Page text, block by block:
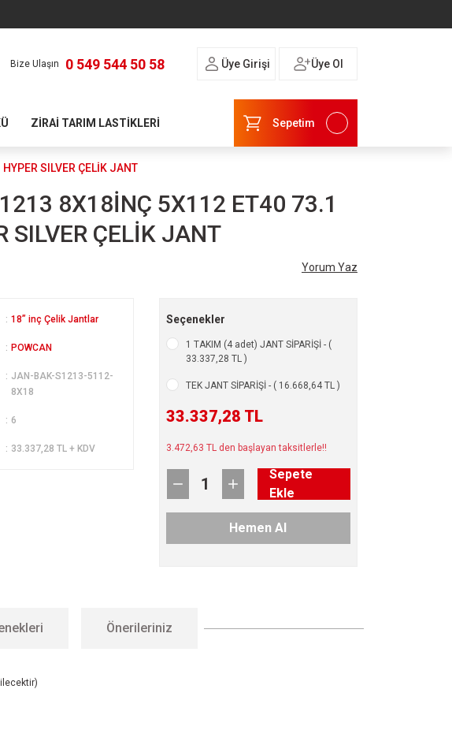
Bize Ulaşın 0 549 544 50 58 Üye Girişi Üye Ol
ZİRAİ TARIM LASTİKLERİ Sepetim
SILVER ÇELİK JANT
8X18İNÇ 5X112 ET40 73.1
SILVER ÇELİK JANT
Yorum Yaz
18” inç Çelik Jantlar
POWCAN
JAN-BAK-S1213-5112-
8X18
6
33.337,28 TL + KDV
Seçenekler
1 TAKIM (4 adet) JANT SİPARİŞİ - (
33.337,28 TL )
TEK JANT SİPARİŞİ - ( 16.668,64 TL )
33.337,28 TL
3.472,63 TL den başlayan taksitlerle!!
Sepete
Ekle
Hemen Al
Önerileriniz